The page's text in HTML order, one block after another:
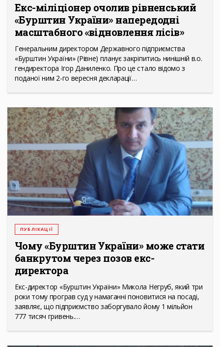
Екс-міліціонер очолив рівненський
«Бурштин України» напередодні
масштабного «відновлення лісів»
Генеральним директором Державного підприємства
«Бурштин України» (Рівне) планує закріпитись нинішній в.о.
гендиректора Ігор Даниленко. Про це стало відомо з
поданої ним 2-го вересня декларації…
ПУБЛІКАЦІЇ
Чому «Бурштин України» може стати
банкрутом через позов екс-
директора
Екс-директор «Бурштин України» Микола Негруб, який три
роки тому програв суд у намаганні поновитися на посаді,
заявляє, що підприємство заборгувало йому 1 мільйон
777 тисяч гривень.…